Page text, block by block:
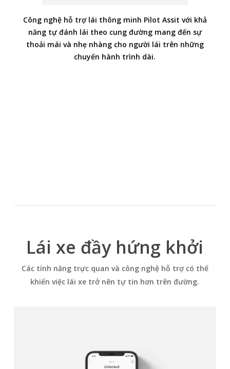
Công nghệ hỗ trợ lái thông minh Pilot Assit với khả
năng tự đánh lái theo cung đường mang đến sự
thoải mái và nhẹ nhàng cho người lái trên những
chuyến hành trình dài.
Lái xe đầy hứng khởi
Các tính năng trực quan và công nghệ hỗ trợ có thể
khiến việc lái xe trở nên tự tin hơn trên đường.